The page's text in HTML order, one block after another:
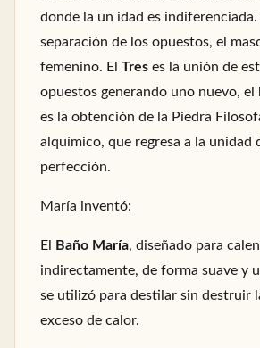
donde la un idad es indiferenciada.
separación de los opuestos, el
femenino. El Tres es la unión de
opuestos generando uno nuevo, el
es la obtención de la Piedra
alquímico, que regresa a la unidad
perfección.
María inventó:
El Baño María, diseñado para
indirectamente, de forma suave y
se utilizó para destilar sin destruir
exceso de calor.